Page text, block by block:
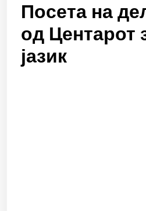
Посета на
од Центарот
јазик